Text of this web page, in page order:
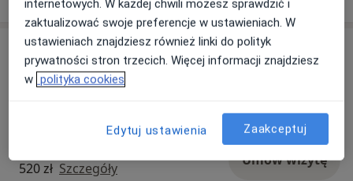
Usługi i ceny
Leczenie biologiczne
520 zł Szczegóły Umów wizytę
internetowych. W każdej chwili możesz sprawdzić i
zaktualizować swoje preferencje w ustawieniach. W
ustawieniach znajdziesz również linki do polityk
prywatności stron trzecich. Więcej informacji znajdziesz
w polityka cookies
Edytuj ustawienia Zaakceptuj